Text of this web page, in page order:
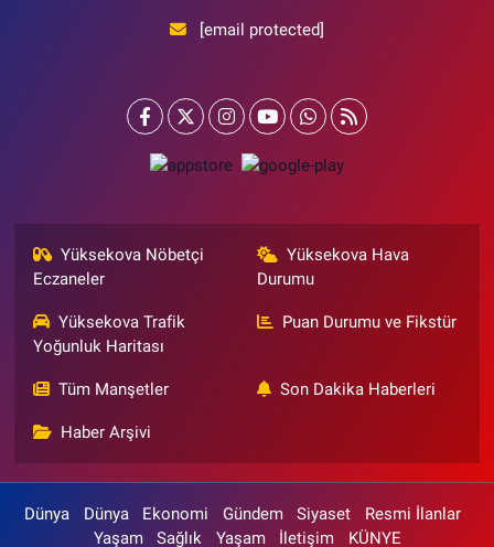
[email protected]
Yüksekova Nöbetçi
Eczaneler
Yüksekova Hava
Durumu
Yüksekova Trafik
Yoğunluk Haritası
Puan Durumu ve Fikstür
Tüm Manşetler Son Dakika Haberleri
Haber Arşivi
Dünya Dünya Ekonomi Gündem Siyaset
Resmi İlanlar
Yaşam
Sağlık Yaşam İletişim KÜNYE